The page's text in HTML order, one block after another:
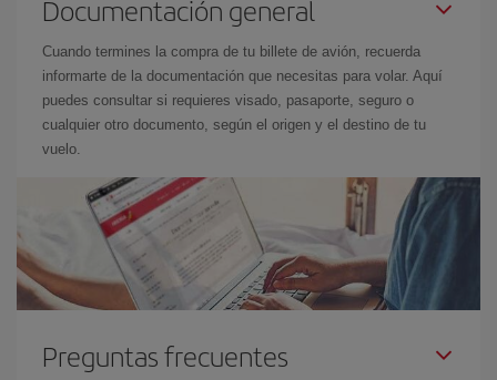
Documentación general
Cuando termines la compra de tu billete de avión, recuerda
informarte de la documentación que necesitas para volar. Aquí
puedes consultar si requieres visado, pasaporte, seguro o
cualquier otro documento, según el origen y el destino de tu
vuelo.
Preguntas frecuentes